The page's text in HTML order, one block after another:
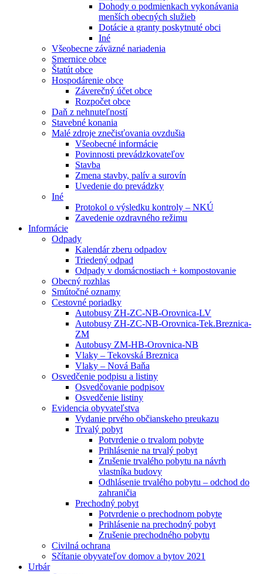
Dohody o podmienkach vykonávania
menších obecných služieb
Dotácie a granty poskytnuté obci
Iné
Všeobecne záväzné nariadenia
Smernice obce
Štatút obce
Hospodárenie obce
Záverečný účet obce
Rozpočet obce
Daň z nehnuteľností
Stavebné konania
Malé zdroje znečisťovania ovzdušia
Všeobecné informácie
Povinnosti prevádzkovateľov
Stavba
Zmena stavby, palív a surovín
Uvedenie do prevádzky
Iné
Protokol o výsledku kontroly – NKÚ
Zavedenie ozdravného režimu
Informácie
Odpady
Kalendár zberu odpadov
Triedený odpad
Odpady v domácnostiach + kompostovanie
Obecný rozhlas
Smútočné oznamy
Cestovné poriadky
Autobusy ZH-ZC-NB-Orovnica-LV
Autobusy ZH-ZC-NB-Orovnica-Tek.Breznica-
ZM
Autobusy ZM-HB-Orovnica-NB
Vlaky – Tekovská Breznica
Vlaky – Nová Baňa
Osvedčenie podpisu a listiny
Osvedčovanie podpisov
Osvedčenie listiny
Evidencia obyvateľstva
Vydanie prvého občianskeho preukazu
Trvalý pobyt
Potvrdenie o trvalom pobyte
Prihlásenie na trvalý pobyt
Zrušenie trvalého pobytu na návrh
vlastníka budovy
Odhlásenie trvalého pobytu – odchod do
zahraničia
Prechodný pobyt
Potvrdenie o prechodnom pobyte
Prihlásenie na prechodný pobyt
Zrušenie prechodného pobytu
Civilná ochrana
Sčítanie obyvateľov domov a bytov 2021
Urbár